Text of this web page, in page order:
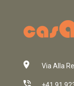
Via Alla